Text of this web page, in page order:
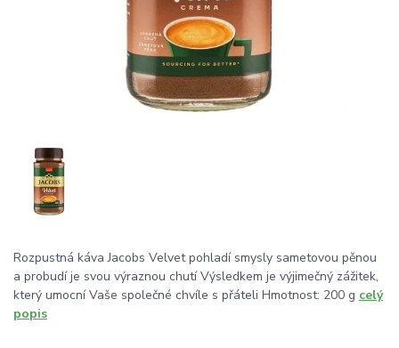
Rozpustná káva Jacobs Velvet pohladí smysly sametovou pěnou
a probudí je svou výraznou chutí Výsledkem je výjimečný zážitek,
který umocní Vaše společné chvíle s přáteli Hmotnost: 200 g celý
popis